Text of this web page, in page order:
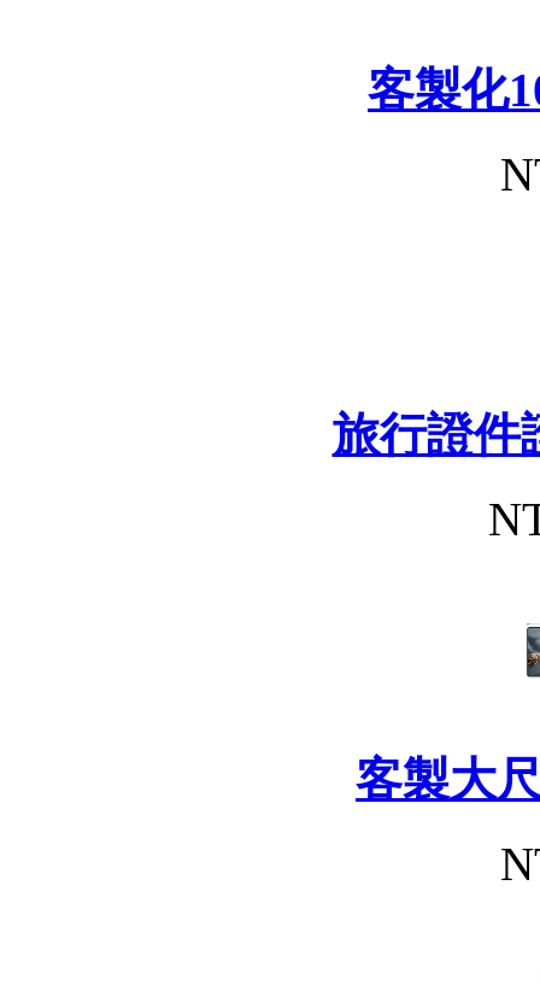
客製化
旅行證件
客製大